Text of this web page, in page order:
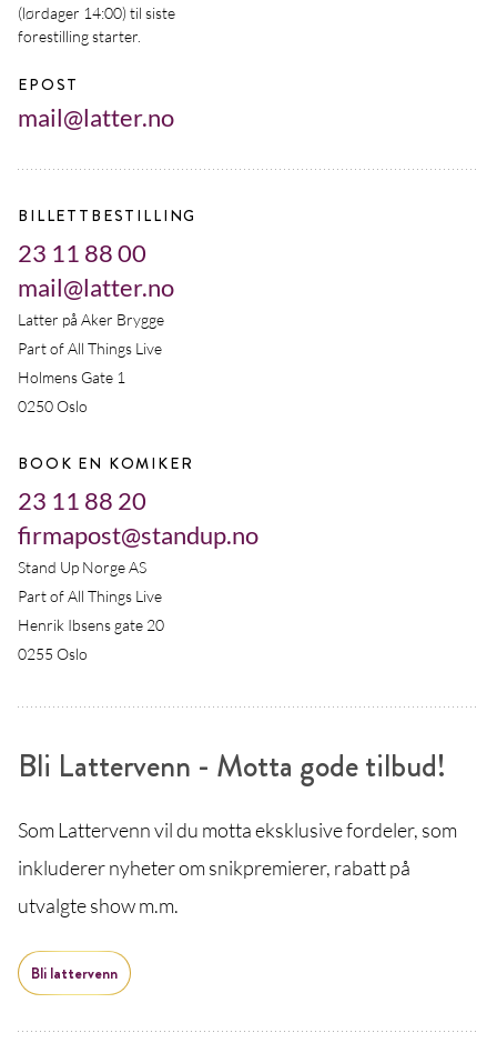
(lørdager 14:00) til siste
forestilling starter.
EPOST
mail@latter.no
BILLETTBESTILLING
23 11 88 00
mail@latter.no
Latter på Aker Brygge
Part of All Things Live
Holmens Gate 1
0250 Oslo
BOOK EN KOMIKER
23 11 88 20
firmapost@standup.no
Stand Up Norge AS
Part of All Things Live
Henrik Ibsens gate 20
0255 Oslo
Bli Lattervenn - Motta gode tilbud!
Som Lattervenn vil du motta eksklusive fordeler, som
inkluderer nyheter om snikpremierer, rabatt på
utvalgte show m.m.
Bli lattervenn